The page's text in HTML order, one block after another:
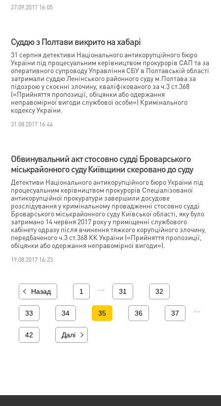
27.09.2017 16:05
Суддю з Полтави викрито на хабарі
31 серпня детективи Національного антикорупційного бюро
України під процесуальним керівництвом прокурорів САП та за
оперативного супроводу Управління СБУ в Полтавській області
затримали суддю Ленінського районного суду м.Полтава за
підозрою у скоєнні злочину, кваліфікованого за ч.3 ст.368
(«Прийняття пропозиції, обіцянки або одержання
неправомірної вигоди службової особи») Кримінального
кодексу України.
31.08.2017 16:46
Обвинувальний акт стосовно судді Броварського
міськрайонного суду Київщини скеровано до суду
Детективи Національного антикорупційного бюро України під
процесуальним керівництвом прокурорів Спеціалізованої
антикорупційної прокуратури завершили досудове
розслідування у кримінальному провадженні стосовно судді
Броварського міськрайонного суду Київської області, яку було
затримано 14 червня 2017 року у приміщенні службового
кабінету одразу після вчинення тяжкого корупційного злочину,
передбаченого ч.3 ст.368 КК України («Прийняття пропозиції,
обіцянки або одержання неправомірної вигоди»).
19.08.2017 16:23
Назад 1 31 32
33 34 35 36 37
42 Далі